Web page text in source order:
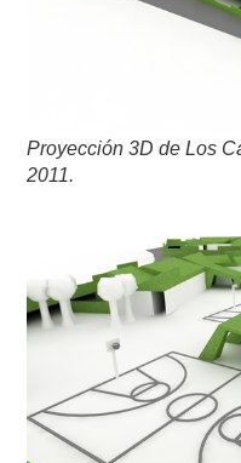
Proyección 3D de Los
2011.